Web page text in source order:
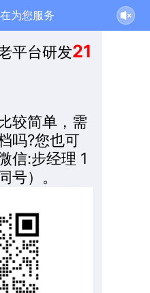
为您服务
平台研发21
较简单，需
吗?您也可
信:步经理 1
）。